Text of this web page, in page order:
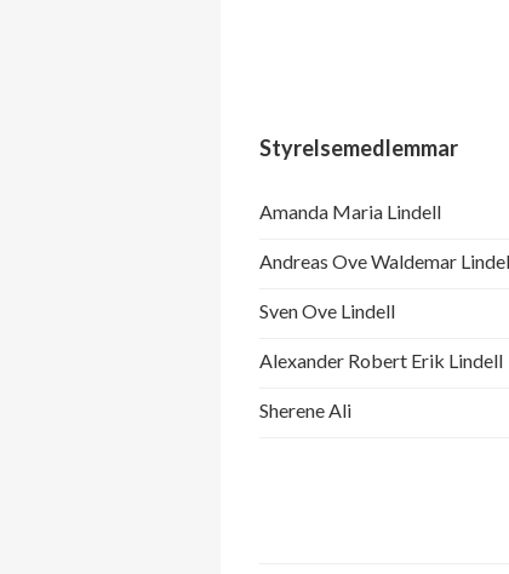
Styrelsemedlemmar
Amanda Maria Lindell
Andreas Ove Waldemar
Sven Ove Lindell
Alexander Robert Erik Lindell
Sherene Ali